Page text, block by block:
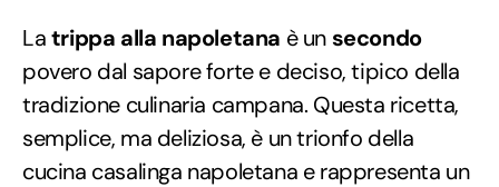
Latrippa alla napoletana è un secondo
povero dal sapore forte e deciso, tipico della
tradizione culinaria campana. Questa ricetta,
semplice, ma deliziosa, è un trionfo della
cucina casalinga napoletana e rappresenta un